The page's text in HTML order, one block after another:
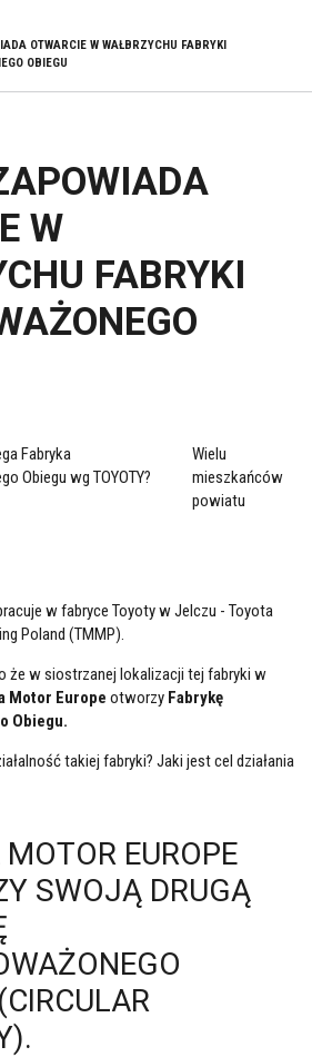
OTWARCIE W WAŁBRZYCHU FABRYKI
OBIEGU
W
FABRYKI
Wielu
mieszkańców
powiatu
w fabryce Toyoty w Jelczu - Toyota
Poland (TMMP).
że w siostrzanej lokalizacji tej fabryki w
Motor Europe otworzy Fabrykę
Obiegu.
takiej fabryki? Jaki jest cel działania
EUROPE
SWOJĄ DRUGĄ